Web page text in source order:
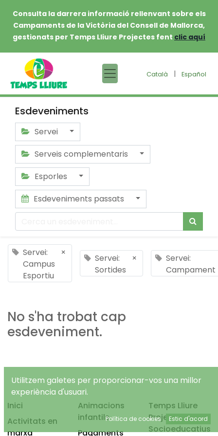
Consulta la darrera informació rellenvant sobre els
Campaments de la Victòria del Consell de Mallorca,
gestionats per Temps Lliure Projectes fent clic aquí
Català | Español
Esdeveniments
Servei
Serveis complementaris
Esporles
Esdeveniments passats
Servei:
Campus
Esportiu
×
Servei:
Sortides
×
Servei:
Campament
No s'ha trobat cap
esdeveniment.
Inici
Activitats en
marxa
Animacions
infantils
Pagaments
Temps Lliure
Projectes
Socioeducatius
Utilitzem galetes per proporcionar-vos una millor
experiència d'usuari.
Política de cookies Estic d'acord